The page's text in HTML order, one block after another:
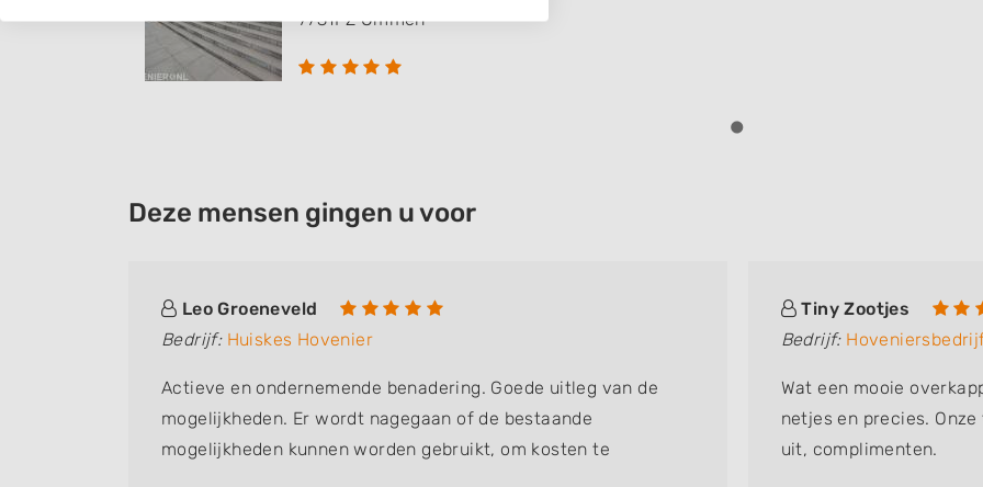
7731PZ Ommen
Deze mensen gingen u voor
Leo Groeneveld
Bedrijf: Huiskes Hovenier
Actieve en ondernemende benadering. Goede uitleg van de
mogelijkheden. Er wordt nagegaan of de bestaande
mogelijkheden kunnen worden gebruikt, om kosten te
Tiny Zootjes
Bedrijf:
Wat een mooie
netjes en precies.
uit, complimenten.